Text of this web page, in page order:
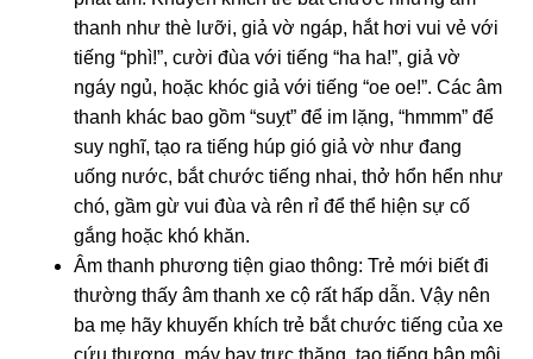
thanh như thè lưỡi, giả vờ ngáp, hắt hơi vui vẻ với
tiếng “phì!”, cười đùa với tiếng “ha ha!”, giả vờ
ngáy ngủ, hoặc khóc giả với tiếng “oe oe!”. Các âm
thanh khác bao gồm “suỵt” để im lặng, “hmmm” để
suy nghĩ, tạo ra tiếng húp gió giả vờ như đang
uống nước, bắt chước tiếng nhai, thở hổn hển như
chó, gầm gừ vui đùa và rên rỉ để thể hiện sự cố
gắng hoặc khó khăn.
Âm thanh phương tiện giao thông: Trẻ mới biết đi
thường thấy âm thanh xe cộ rất hấp dẫn. Vậy nên
ba mẹ hãy khuyến khích trẻ bắt chước tiếng của xe
cứu thương, máy bay trực thăng, tạo tiếng bập môi